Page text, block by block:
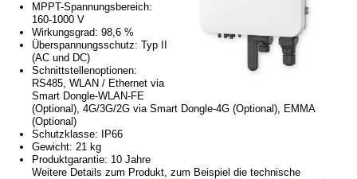
MPPT-Spannungsbereich:
160-1000 V
Wirkungsgrad: 98,6 %
Überspannungsschutz: Typ II
(AC und DC)
Schnittstellenoptionen:
RS485, WLAN / Ethernet via
Smart Dongle-WLAN-FE
(Optional), 4G/3G/2G via Smart Dongle-4G (Optional), EMMA
(Optional)
Schutzklasse: IP66
Gewicht: 21 kg
Produktgarantie: 10 Jahre
Weitere Details zum Produkt, zum Beispiel die technische